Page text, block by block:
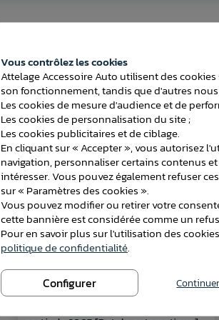
Vous contrôlez les cookies
Attelage Accessoire Auto utilisent des
son fonctionnement, tandis que d'autres
Les cookies de mesure d'audience et de
Les cookies de personnalisation du site ;
Les cookies publicitaires et de ciblage.
En cliquant sur « Accepter », vous autorisez
navigation, personnaliser certains contenus
intéresser. Vous pouvez également refuser
sur « Paramètres des cookies ».
Vous pouvez modifier ou retirer votre
cette bannière est considérée comme un
Pour en savoir plus sur l'utilisation des
politique de confidentialité.
Configurer